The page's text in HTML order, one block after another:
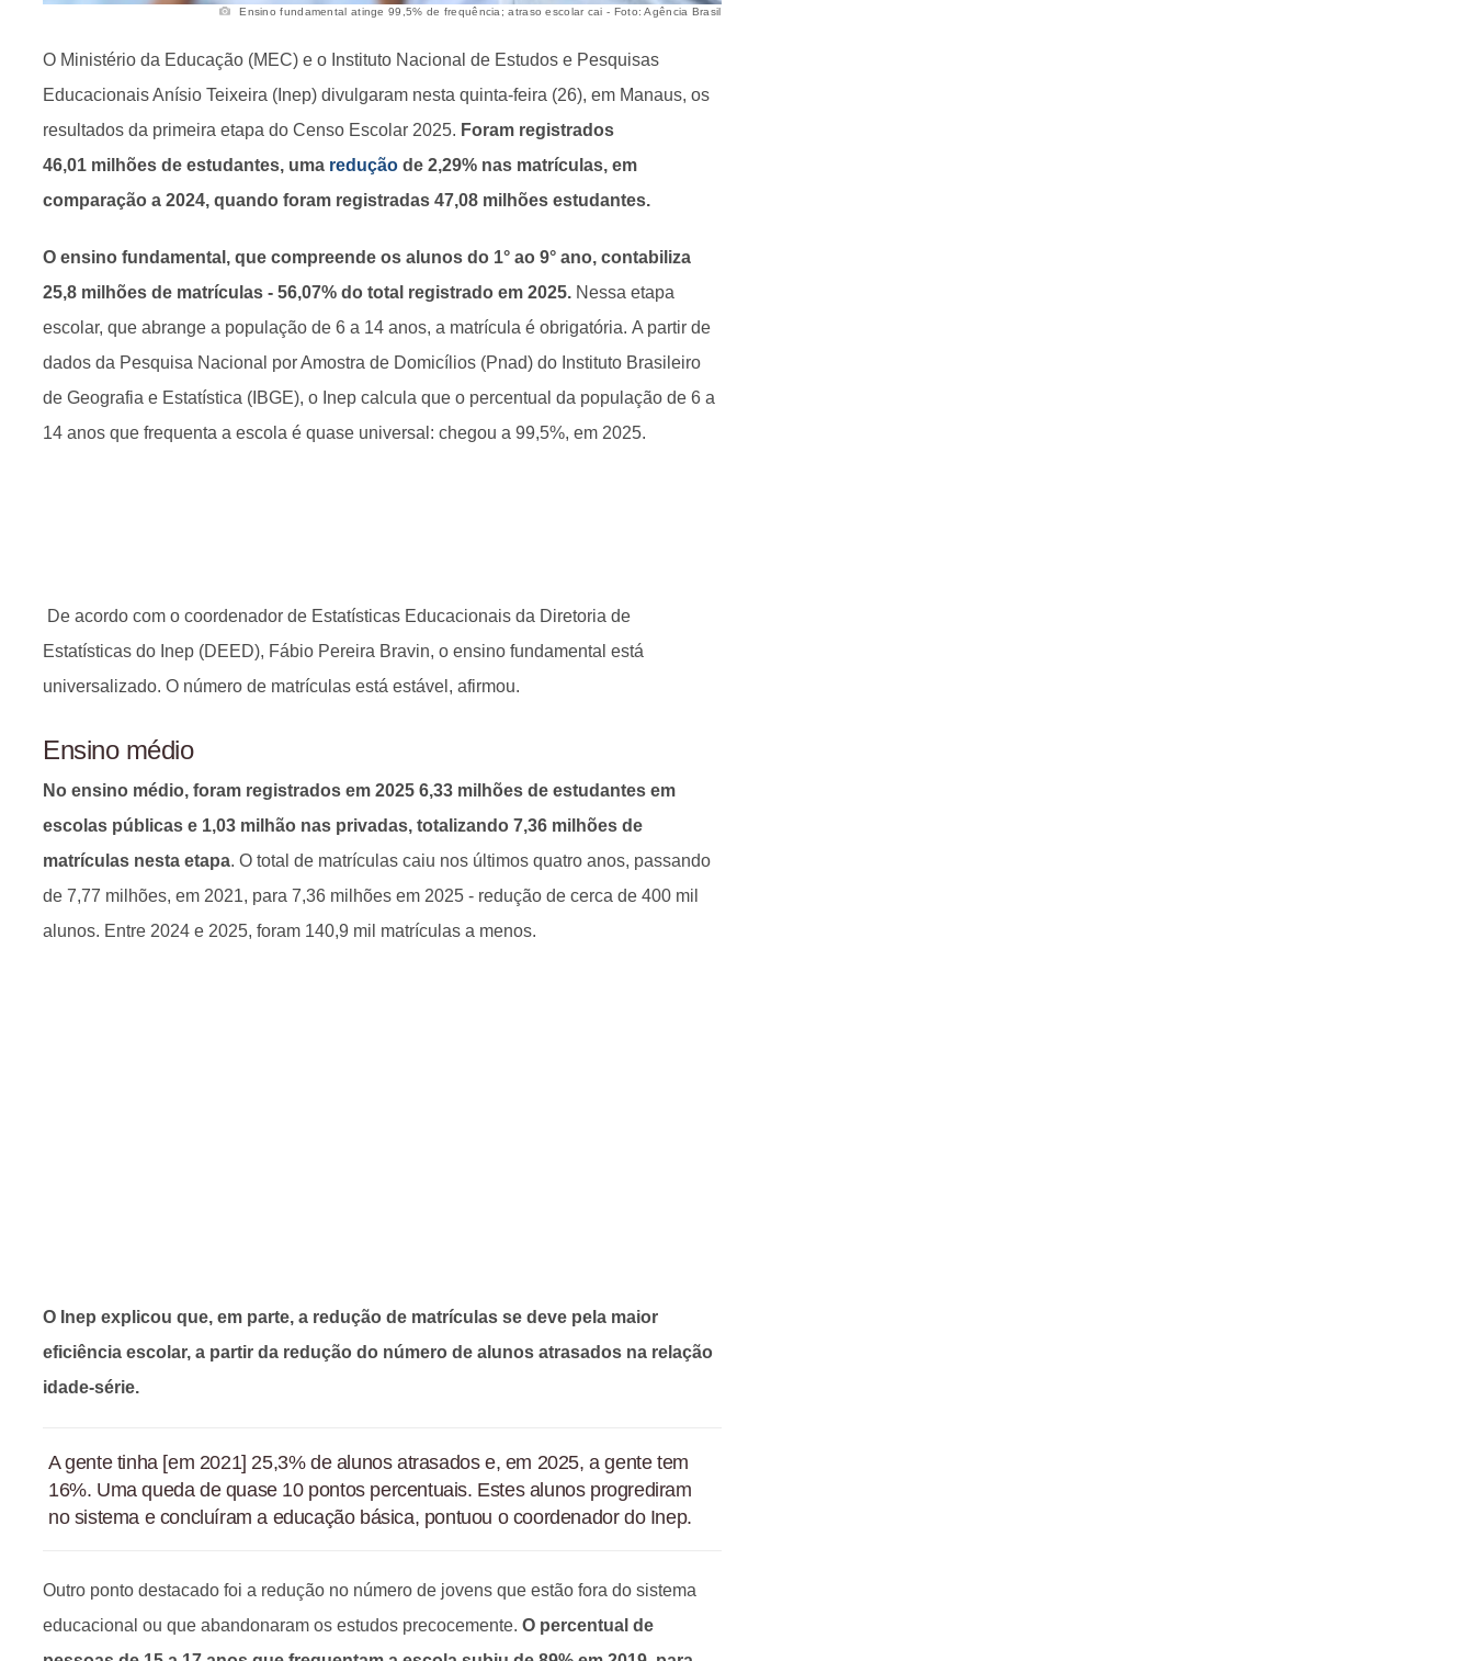
Ensino fundamental atinge 99,5% de frequência; atraso escolar cai - Foto: Agência Brasil
O Ministério da Educação (MEC) e o Instituto Nacional de Estudos e Pesquisas
Educacionais Anísio Teixeira (Inep) divulgaram nesta quinta-feira (26), em Manaus, os
resultados da primeira etapa do Censo Escolar 2025. Foram registrados
46,01 milhões de estudantes, uma redução de 2,29% nas matrículas, em
comparação a 2024, quando foram registradas 47,08 milhões estudantes.
O ensino fundamental, que compreende os alunos do 1° ao 9° ano, contabiliza
25,8 milhões de matrículas - 56,07% do total registrado em 2025. Nessa etapa
escolar, que abrange a população de 6 a 14 anos, a matrícula é obrigatória. A partir de
dados da Pesquisa Nacional por Amostra de Domicílios (Pnad) do Instituto Brasileiro
de Geografia e Estatística (IBGE), o Inep calcula que o percentual da população de 6 a
14 anos que frequenta a escola é quase universal: chegou a 99,5%, em 2025.
De acordo com o coordenador de Estatísticas Educacionais da Diretoria de
Estatísticas do Inep (DEED), Fábio Pereira Bravin, o ensino fundamental está
universalizado. O número de matrículas está estável, afirmou.
Ensino médio
No ensino médio, foram registrados em 2025 6,33 milhões de estudantes em
escolas públicas e 1,03 milhão nas privadas, totalizando 7,36 milhões de
matrículas nesta etapa. O total de matrículas caiu nos últimos quatro anos, passando
de 7,77 milhões, em 2021, para 7,36 milhões em 2025 - redução de cerca de 400 mil
alunos. Entre 2024 e 2025, foram 140,9 mil matrículas a menos.
O Inep explicou que, em parte, a redução de matrículas se deve pela maior
eficiência escolar, a partir da redução do número de alunos atrasados na relação
idade-série.
A gente tinha [em 2021] 25,3% de alunos atrasados e, em 2025, a gente tem
16%. Uma queda de quase 10 pontos percentuais. Estes alunos progrediram
no sistema e concluíram a educação básica, pontuou o coordenador do Inep.
Outro ponto destacado foi a redução no número de jovens que estão fora do sistema
educacional ou que abandonaram os estudos precocemente. O percentual de